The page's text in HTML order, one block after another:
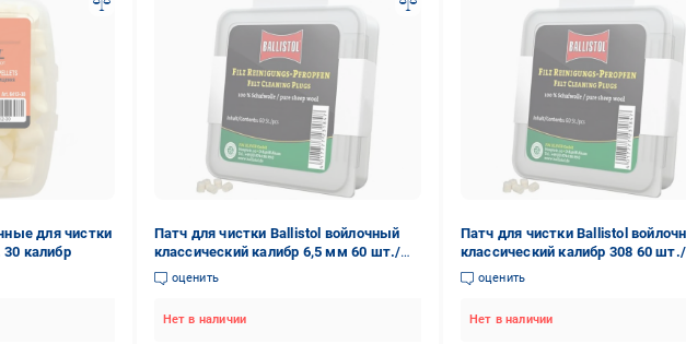
для чистки
калибр
Патч для чистки Ballistol войлочный
классический калибр 6,5 мм 60 шт./
уп. (23196)
оценить
Нет в наличии
Патч для чистки Ballistol
классический калибр 308 60
(71323)
оценить
Нет в наличии